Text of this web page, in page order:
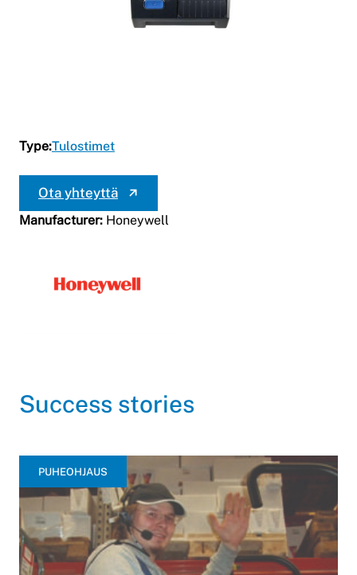
Type:Tulostimet
Ota yhteyttä
Manufacturer: Honeywell
Success stories
PUHEOHJAUS